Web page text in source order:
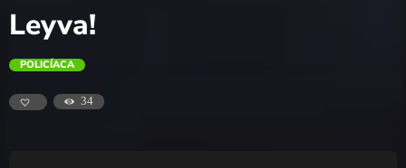
Leyva!
POLICÍACA
34